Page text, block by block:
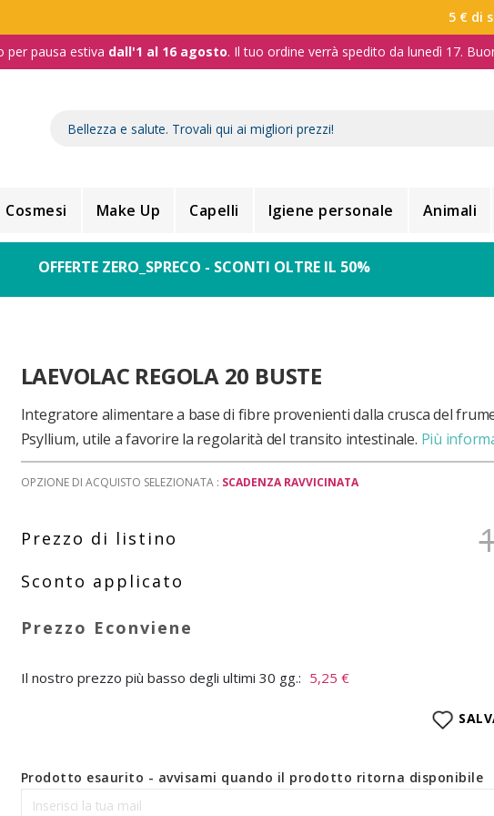
5 € di
per pausa estiva dall'1 al 16 agosto. Il tuo ordine verrà spedito da lunedì 17.
Cosmesi Make Up Capelli Igiene personale Animali
OFFERTE ZERO_SPRECO - SCONTI OLTRE IL 50%
LAEVOLAC REGOLA 20 BUSTE
Integratore alimentare a base di fibre provenienti dalla crusca del
Psyllium, utile a favorire la regolarità del transito intestinale. Più
OPZIONE DI ACQUISTO SELEZIONATA : SCADENZA RAVVICINATA
Il nostro prezzo più basso degli ultimi 30 gg.: 5,25 €
Prodotto esaurito - avvisami quando il prodotto ritorna disponibile